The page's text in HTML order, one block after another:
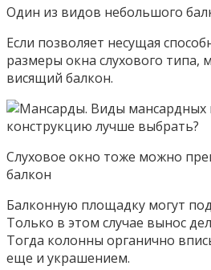
Один из видов небольшого
Если позволяет несущая
размеры окна слухового типа,
висящий балкон.
Слуховое окно тоже можно
балкон
Балконную площадку могут
Только в этом случае вынос
Тогда колонны органично
еще и украшением.